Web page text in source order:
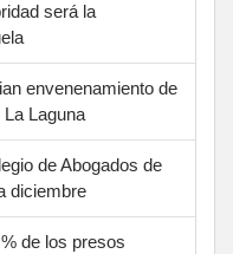
será la
envenenamiento de
Laguna
de Abogados de
diciembre
de los presos